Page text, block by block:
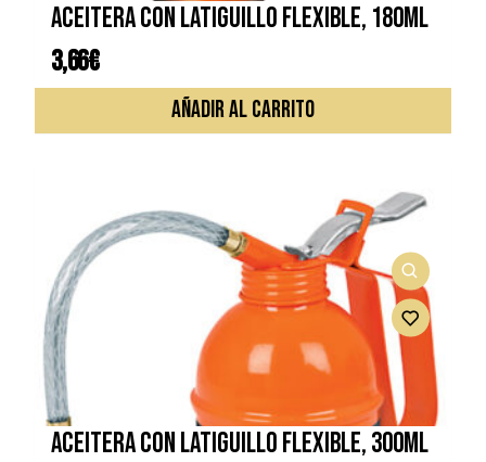
ACEITERA CON LATIGUILLO FLEXIBLE, 180ML
3,66€
AÑADIR AL CARRITO
ACEITERA CON LATIGUILLO FLEXIBLE, 300ML